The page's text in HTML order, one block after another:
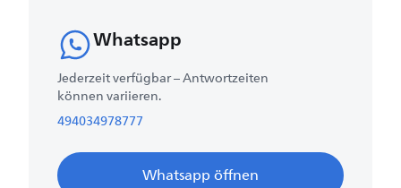
Whatsapp
Jederzeit verfügbar – Antwortzeiten
können variieren.
494034978777
Whatsapp öffnen